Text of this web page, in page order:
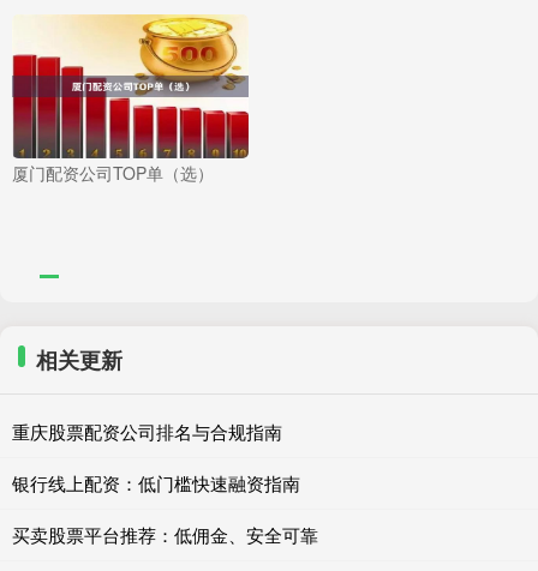
厦门配资公司TOP单（选）
相关更新
重庆股票配资公司排名与合规指南
银行线上配资：低门槛快速融资指南
买卖股票平台推荐：低佣金、安全可靠